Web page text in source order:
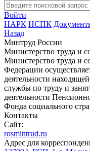
Войти
НАРК НСПК
Назад
Минтруд России
Министерство труда и
Министерство труда и
Федерации
деятельности
службы по труду и
деятельности
Фонда социального
Контакты
Сайт:
rosmintrud.ru
Адрес для